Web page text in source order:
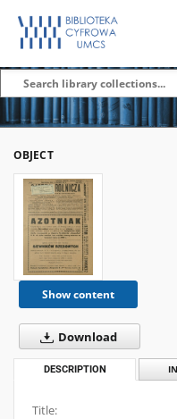
OBJECT
Show content
Download
DESCRIPTION
Title: